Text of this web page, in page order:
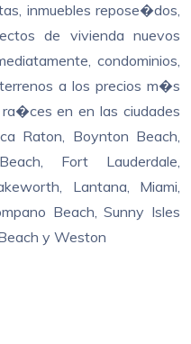
inmuebles repose�dos,
de vivienda nuevos
condominios,
a los precios m�s
en en las ciudades
Raton, Boynton Beach,
Fort Lauderdale,
Lantana, Miami,
Beach, Sunny Isles
y Weston